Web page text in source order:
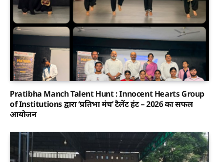
Pratibha Manch Talent Hunt : Innocent Hearts Group
of Institutions द्वारा ‘प्रतिभा मंच’ टैलेंट हंट – 2026 का सफल
आयोजन